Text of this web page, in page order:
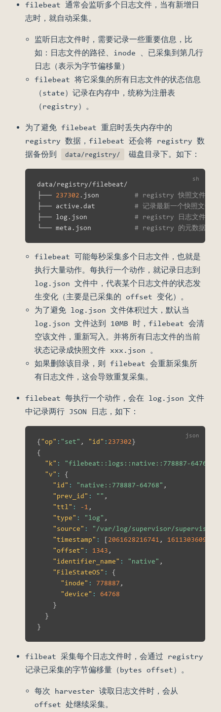
filebeat 通常会监听多个日志文件，当有新增日
志时，就自动采集。
监听日志文件时，需要记录一些重要信息，比
如：日志文件的路径、inode 、已采集到第几行
日志（表示为字节偏移量）
filebeat 将它采集的所有日志文件的状态信息
（state）记录在内存中，统称为注册表
（registry）。
为了避免 filebeat 重启时丢失内存中的
registry 数据，filebeat 还会将 registry 数
据备份到
data/registry/ 磁盘目录下。如下：
data/registry/filebeat/
├── 237302.json # registry 快照文件，记录
├── active.dat # 记录最新一个快照文件的
├── log.json # registry 日志文件，记
└── meta.json # registry 的元数据
filebeat 可能每秒采集多个日志文件，也就是
执行大量动作。每执行一个动作，就记录日志到
log.json 文件中，代表某个日志文件的状态发
生变化（主要是已采集的 offset 变化）。
为了避免 log.json 文件体积过大，默认当
log.json 文件达到 10MB 时，filebeat 会清
空该文件，重新写入。并将所有日志文件的当前
状态记录成快照文件 xxx.json 。
如果删除该目录，则 filebeat 会重新采集所
有日志文件，这会导致重复采集。
filebeat 每执行一个动作，会在 log.json 文件
中记录两行 JSON 日志，如下：
{"op" : "set" , "id" : 237302}
{
"k" : "filebeat::logs::native::778887-64768"
"v" :
{
"id" : "native::778887-64768" ,
"prev_id" : "" ,
"ttl" : -1 ,
"type" : "log" ,
"source" :
"/var/log/supervisor/
"timestamp" : [2061628216741 , 1611303609
"offset" : 1343 ,
"identifier_name" : "native" ,
"FileStateOS" :
{
"inode" : 778887 ,
"device" :
64768
}
}
}
filbeat 采集每个日志文件时，会通过 registry
记录已采集的字节偏移量（bytes offset）。
每次 harvester 读取日志文件时，会从
offset 处继续采集。